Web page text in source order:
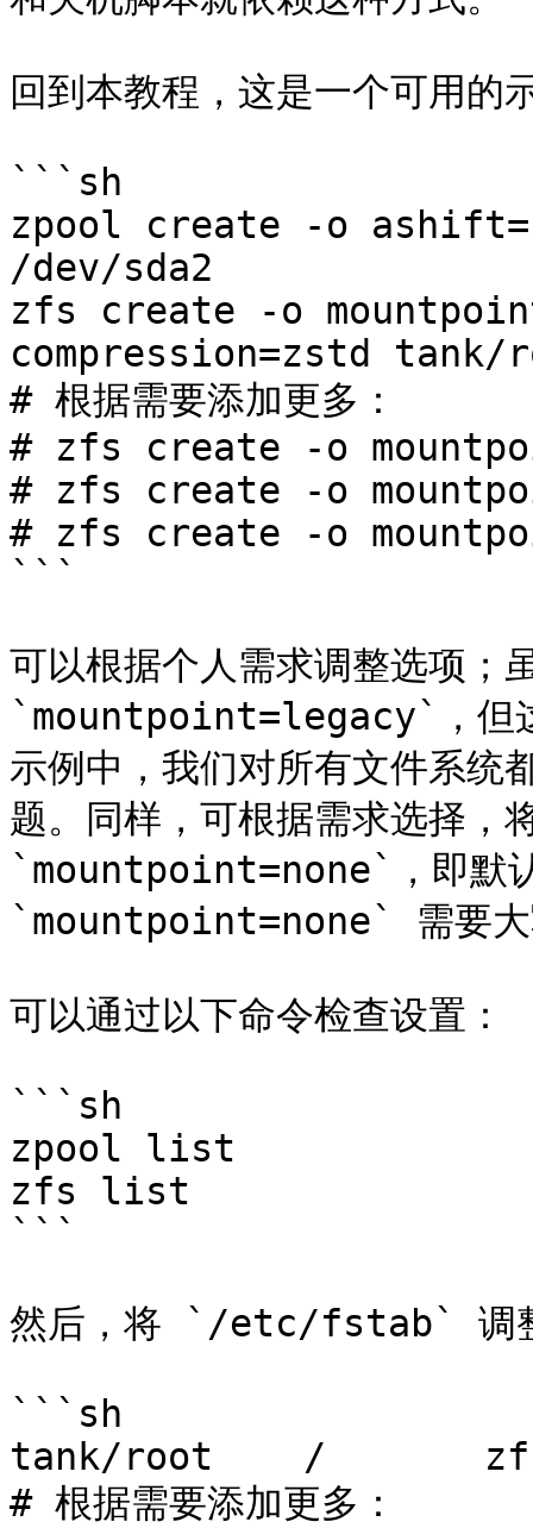
回到本教程，这是一个可用的
```sh
zpool create -o
/dev/sda2
zfs create -o
compression=zstd tank/
# 根据需要添加更多：
# zfs create -o
# zfs create -o
# zfs create -o
```
可以根据个人需求调整选项；
`mountpoint=legacy`，但这
示例中，我们对所有文件系统
题。同样，可根据需求选择
`mountpoint=none`，即默
`mountpoint=none` 需要
可以通过以下命令检查设置：
```sh
zpool list
zfs list
```
然后，将 `/etc/fstab` 调整
```sh
tank/root    /
# 根据需要添加更多：